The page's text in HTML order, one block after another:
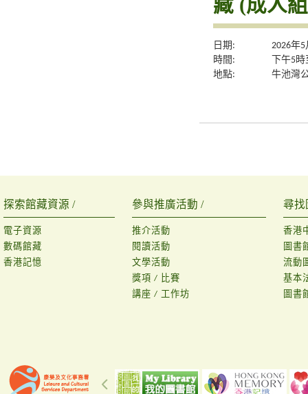
藏 (成人
日期:
2026年
時間:
下午5
地點:
牛池灣
探索館藏資源 /
電子資源
數碼館藏
香港記憶
參與推廣活動 /
推介活動
閱讀活動
文學活動
獎項 / 比賽
講座 / 工作坊
尋找
香港
圖書
流動
基本
圖書